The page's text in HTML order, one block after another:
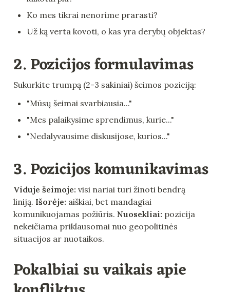
Ko mes tikrai nenorime prarasti?
Už ką verta kovoti, o kas yra derybų objektas?
2. Pozicijos formulavimas
Sukurkite trumpą (2-3 sakiniai) šeimos poziciją:
"Mūsų šeimai svarbiausia..."
"Mes palaikysime sprendimus, kurie..."
"Nedalyvausime diskusijose, kurios..."
3. Pozicijos komunikavimas
Viduje šeimoje: visi nariai turi žinoti bendrą
liniją. Išorėje: aiškiai, bet mandagiai
komunikuojamas požiūris. Nuosekliai: pozicija
nekeičiama priklausomai nuo geopolitinės
situacijos ar nuotaikos.
Pokalbiai su vaikais apie